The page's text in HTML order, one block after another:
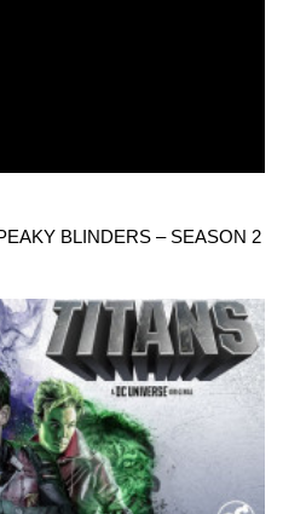
BLINDERS – SEASON 2